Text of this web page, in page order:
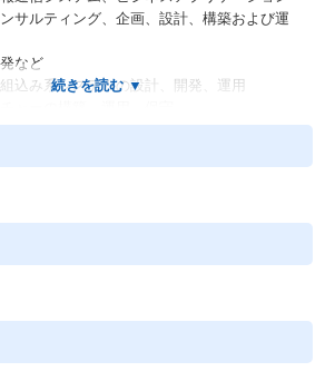
サルティング、企画、設計、構築および運
など
込み系システムの設計、開発、運用
の一元管理システム(ERP)の開発、運用
システムの開発
トワーク構築、運用